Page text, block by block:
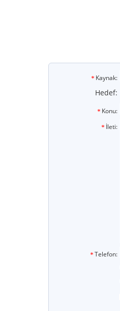
Kaynak:
Hedef:
Konu:
İleti:
Telefon: